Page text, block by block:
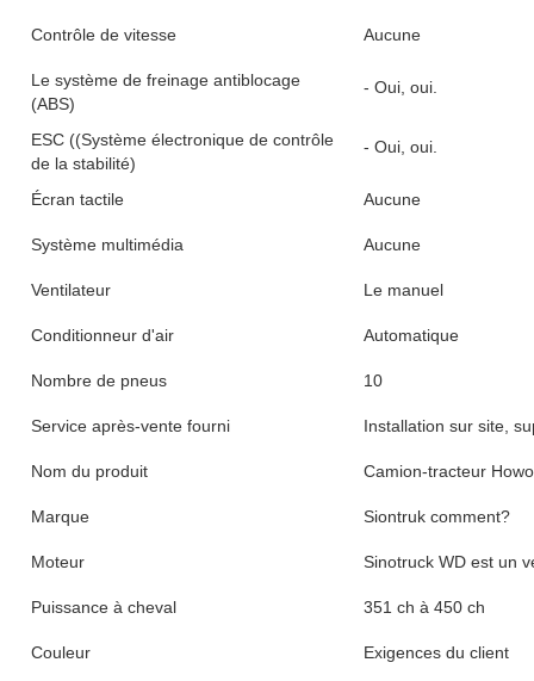
Contrôle de vitesse Aucune
Le système de freinage antiblocage
(ABS)
- Oui, oui.
ESC ((Système électronique de contrôle
de la stabilité)
- Oui, oui.
Écran tactile Aucune
Système multimédia Aucune
Ventilateur Le manuel
Conditionneur d'air Automatique
Nombre de pneus 10
Service après-vente fourni Installation sur site,
Nom du produit Camion-tracteur
Marque Siontruk comment?
Moteur Sinotruck WD est un
Puissance à cheval 351 ch à 450 ch
Couleur Exigences du client